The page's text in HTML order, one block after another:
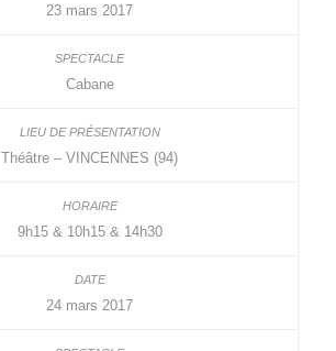
23 mars 2017
Cabane
Théâtre – VINCENNES (94)
9h15 & 10h15 & 14h30
24 mars 2017